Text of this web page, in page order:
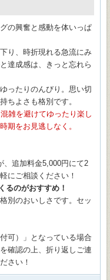
の興奮と感動を体いっぱ
り、時折現れる急流にみ
達成感は、きっと忘れら
ったりのんびり。思い切
ちよさも格別です。
雑を避けてゆったり楽し
期をお見逃しなく。
、追加料金5,000円にて2
にご相談ください！
るのがおすすめ！
別のおいしさです。セッ
可）」となっている場合
確認の上、折り返しご連
さい！